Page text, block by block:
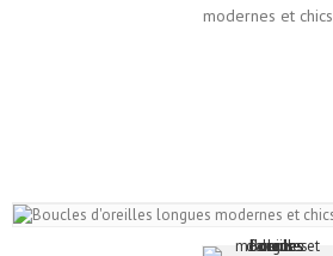
modernes et chics